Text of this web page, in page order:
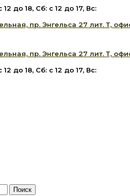
до 18, Сб: с 12 до 17, Вс:
пр. Энгельса 27 лит. Т,
пр. Энгельса 27 лит. Т,
до 18, Сб: с 12 до 17, Вс:
Поиск